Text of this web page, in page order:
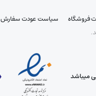
فروشگاه
سیاست عودت سفارش
میباشد